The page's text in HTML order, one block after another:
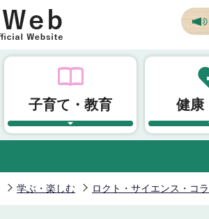
子育て・教育 健康
学ぶ・楽しむ ロクト・サイエンス・コ